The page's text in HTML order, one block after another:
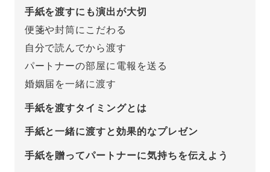
手紙を渡すにも演出が大切
便箋や封筒にこだわる
自分で読んでから渡す
パートナーの部屋に電報を送る
婚姻届を一緒に渡す
手紙を渡すタイミングとは
手紙と一緒に渡すと効果的なプレゼン
手紙を贈ってパートナーに気持ちを伝えよう
プロポーズシチュエーション診断
婚約指輪マッチング診断
プロポーズプラン検索
プロポーズの方法
タイミング
プレゼント
場所
プロポーズのご相談
I-PRIMO公式オンラインショップ
Follow us on